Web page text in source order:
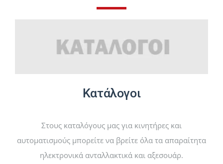
ΕΛΛΗΝΙΚΆ
Κατάλογοι
Στους καταλόγους μας για κινητήρες και
αυτοματισμούς μπορείτε να βρείτε όλα τα απαραίτητα
ηλεκτρονικά ανταλλακτικά και αξεσουάρ.